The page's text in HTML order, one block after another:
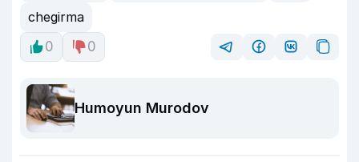
chegirma
0
0
Humoyun Murodov